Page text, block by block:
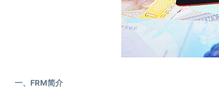
一、FRM简介